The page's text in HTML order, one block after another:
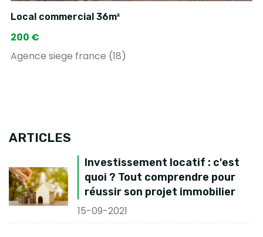
Local commercial 36m²
200 €
Agence siege france (18)
ARTICLES
Investissement locatif : c'est
quoi ? Tout comprendre pour
réussir son projet immobilier
15-09-2021